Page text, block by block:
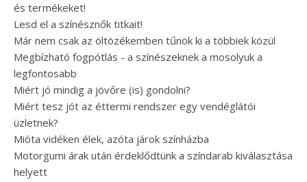
és termékeket!
Lesd el a színésznők titkait!
Már nem csak az öltözékemben tűnök ki a többiek közül
Megbízható fogpótlás - a színészeknek a mosolyuk a
legfontosabb
Miért jó mindig a jövőre (is) gondolni?
Miért tesz jót az éttermi rendszer egy vendéglátói
üzletnek?
Mióta vidéken élek, azóta járok színházba
Motorgumi árak után érdeklődtünk a színdarab kiválasztása
helyett